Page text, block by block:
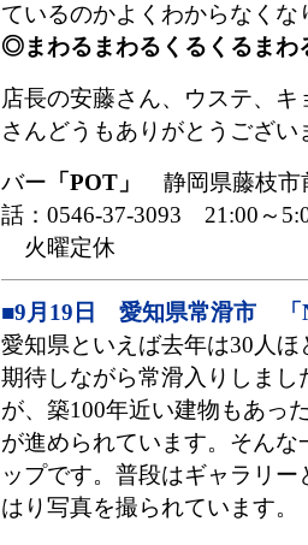
ているのかよくわからなく
◎まわるまわるくるくるま
店長の安藤さん、ウステ、
さんどうもありがとうござい
バー 「POT」
静岡県藤枝市
話：0546-37-3093 21:00～
火曜定休
■9月19日 愛知県常滑市 「
愛知県といえば去年は30人
期待しながら常滑入りしま
が、築100年近い建物もあっ
が進められています。そん
ップです。普段はギャラリ
はり写真を撮られています。